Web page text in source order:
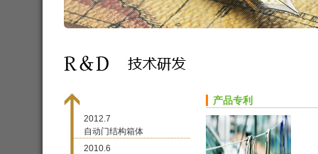
2012.7
自动门结构箱体
2010.6
产品专利